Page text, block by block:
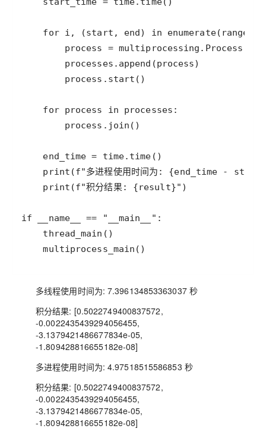
for i , (start , end) in enumerate( ranges
process
= multiprocessing . Process
processes . append (process
process . start
for process in processes
process . join
end_time = time. time
print (f"多进程使用时间为: {end_time -
print (f"积分结果: {result}"
if __name__ == "__main__"
thread_main
multiprocess_main ()
多线程使用时间为: 7.396134853363037 秒
积分结果: [0.5022749400837572,
-0.0022435439294056455,
-3.1379421486677834e-05,
-1.809428816655182e-08]
多进程使用时间为: 4.97518515586853 秒
积分结果: [0.5022749400837572,
-0.0022435439294056455,
-3.1379421486677834e-05,
-1.809428816655182e-08]